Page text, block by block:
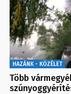
HAZÁNK - KÖZÉLET
Több